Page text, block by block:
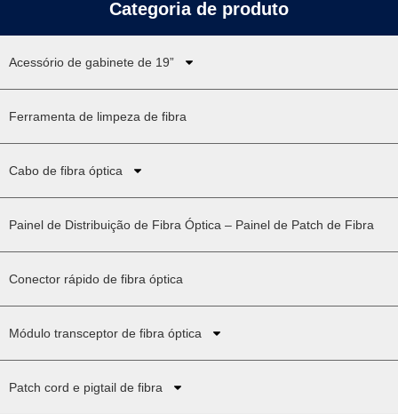
Categoria de produto
Acessório de gabinete de 19”
Ferramenta de limpeza de fibra
Cabo de fibra óptica
Painel de Distribuição de Fibra Óptica – Painel de Patch de Fibra
Conector rápido de fibra óptica
Módulo transceptor de fibra óptica
Patch cord e pigtail de fibra